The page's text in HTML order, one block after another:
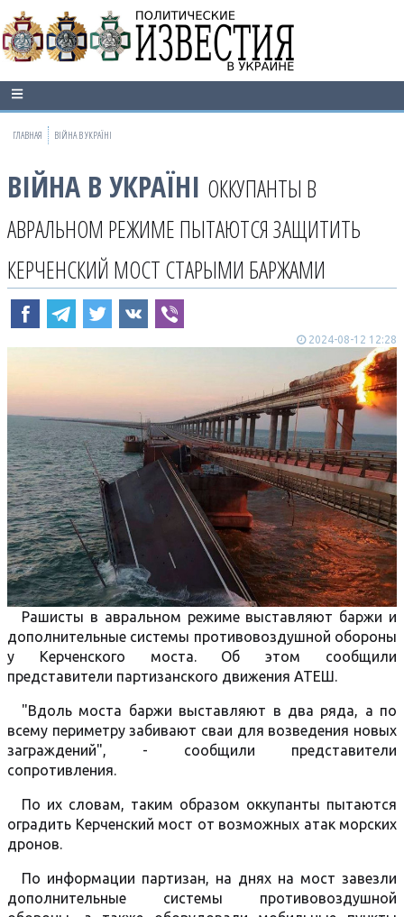
ГЛАВНАЯ ВІЙНА В УКРАЇНІ
ВІЙНА В УКРАЇНІ ОККУПАНТЫ В
АВРАЛЬНОМ РЕЖИМЕ ПЫТАЮТСЯ ЗАЩИТИТЬ
КЕРЧЕНСКИЙ МОСТ СТАРЫМИ БАРЖАМИ
2024-08-12 12:28
Рашисты в авральном режиме выставляют баржи и
дополнительные системы противовоздушной обороны
у Керченского моста. Об этом сообщили
представители партизанского движения АТЕШ.
"Вдоль моста баржи выставляют в два ряда, а по
всему периметру забивают сваи для возведения новых
заграждений", - сообщили представители
сопротивления.
По их словам, таким образом оккупанты пытаются
оградить Керченский мост от возможных атак морских
дронов.
По информации партизан, на днях на мост завезли
дополнительные системы противовоздушной